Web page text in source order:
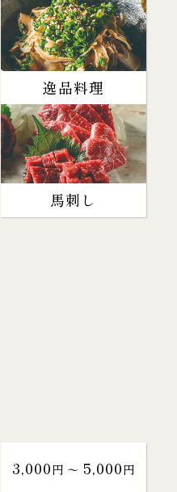
逸品料理
馬刺し
3,000円 〜 5,000円